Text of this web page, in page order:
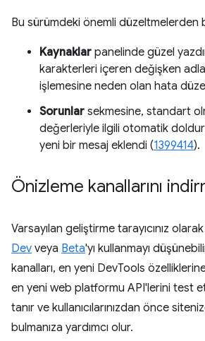
Bu sürümdeki önemli düzeltmelerden
Kaynaklar panelinde güzel
karakterleri içeren değişken
işlemesine neden olan hata
Sorunlar sekmesine, standart
değerleriyle ilgili otomatik
yeni bir mesaj eklendi (1399414).
Önizleme kanallarını
Varsayılan geliştirme tarayıcınız
Dev veya Beta'yı kullanmayı
kanalları, en yeni DevTools
en yeni web platformu API'lerini test
tanır ve kullanıcılarınızdan önce
bulmanıza yardımcı olur.